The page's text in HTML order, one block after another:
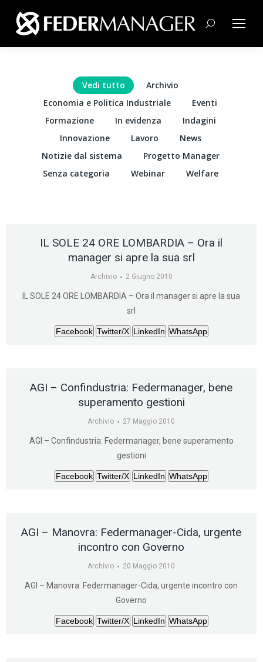
Cerca:
Vedi tutto
Archivio
Economia e Politica Industriale
Eventi
Formazione
In evidenza
Indagini
Innovazione
Lavoro
News
Notizie dal sistema
Progetto Manager
Senza categoria
Webinar Welfare
IL SOLE 24 ORE LOMBARDIA – Ora il
manager si apre la sua srl
Archivio 2 Giugno 2010
IL SOLE 24 ORE LOMBARDIA – Ora il manager si apre la sua
srl
Facebook Twitter/X LinkedIn WhatsApp
AGI – Confindustria: Federmanager, bene
superamento gestioni
Archivio 27 Maggio 2010
AGI – Confindustria: Federmanager, bene superamento
gestioni
Facebook Twitter/X LinkedIn WhatsApp
AGI – Manovra: Federmanager-Cida, urgente
incontro con Governo
Archivio 20 Maggio 2010
AGI – Manovra: Federmanager-Cida, urgente incontro con
Governo
Facebook Twitter/X LinkedIn WhatsApp